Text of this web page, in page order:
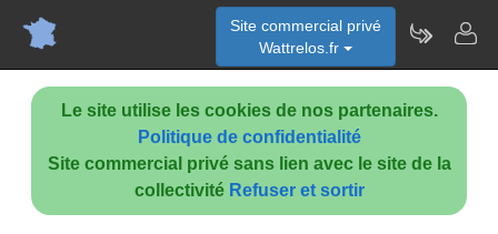
Le site utilise les cookies de nos partenaires.
Politique de confidentialité
Site commercial privé sans lien avec le site de la
collectivité Refuser et sortir
Site commercial privé
Wattrelos.fr